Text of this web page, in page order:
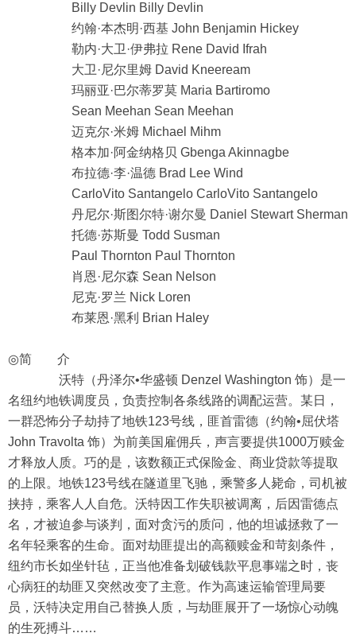
Billy Devlin Billy Devlin
约翰·本杰明·西基 John Benjamin Hickey
勒内·大卫·伊弗拉 Rene David Ifrah
大卫·尼尔里姆 David Kneeream
玛丽亚·巴尔蒂罗莫 Maria Bartiromo
Sean Meehan Sean Meehan
迈克尔·米姆 Michael Mihm
格本加·阿金纳格贝 Gbenga Akinnagbe
布拉德·李·温德 Brad Lee Wind
CarloVito Santangelo CarloVito Santangelo
丹尼尔·斯图尔特·谢尔曼 Daniel Stewart Sherman
托德·苏斯曼 Todd Susman
Paul Thornton Paul Thornton
肖恩·尼尔森 Sean Nelson
尼克·罗兰 Nick Loren
布莱恩·黑利 Brian Haley
◎简 介
沃特（丹泽尔•华盛顿 Denzel Washington 饰）是一
名纽约地铁调度员，负责控制各条线路的调配运营。某日，
一群恐怖分子劫持了地铁123号线，匪首雷德（约翰•屈伏塔
John Travolta 饰）为前美国雇佣兵，声言要提供1000万赎金
才释放人质。巧的是，该数额正式保险金、商业贷款等提取
的上限。地铁123号线在隧道里飞驰，乘警多人毙命，司机被
挟持，乘客人人自危。沃特因工作失职被调离，后因雷德点
名，才被迫参与谈判，面对贪污的质问，他的坦诚拯救了一
名年轻乘客的生命。面对劫匪提出的高额赎金和苛刻条件，
纽约市长如坐针毡，正当他准备划破钱款平息事端之时，丧
心病狂的劫匪又突然改变了主意。作为高速运输管理局要
员，沃特决定用自己替换人质，与劫匪展开了一场惊心动魄
的生死搏斗……